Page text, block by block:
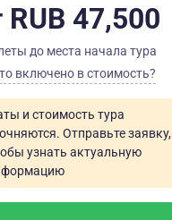
RUB 47,500
до места начала тура
включено в стоимость?
и стоимость тура
Отправьте заявку,
узнать актуальную